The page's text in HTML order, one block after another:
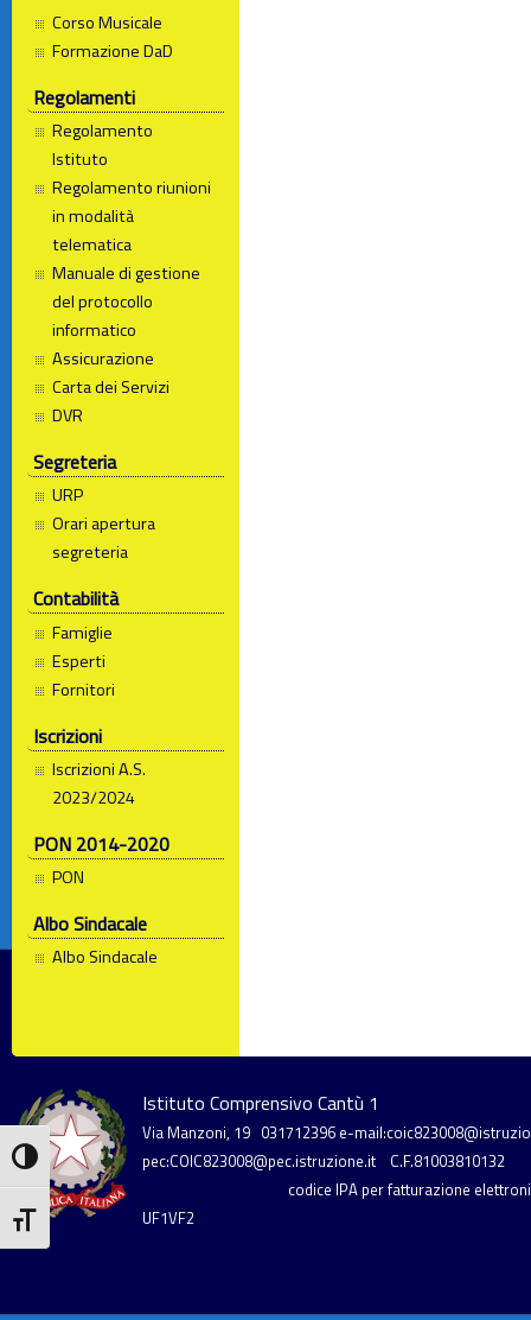
Attiva/disattiva alto contrasto
Attiva/disattiva dimensione testo
Corso Musicale
Formazione DaD
Regolamenti
Regolamento
Istituto
Regolamento riunioni
in modalità
telematica
Manuale di gestione
del protocollo
informatico
Assicurazione
Carta dei Servizi
DVR
Segreteria
URP
Orari apertura
segreteria
Contabilità
Famiglie
Esperti
Fornitori
Iscrizioni
Iscrizioni A.S.
2023/2024
PON 2014-2020
PON
Albo Sindacale
Albo Sindacale
Istituto Comprensivo Cantù 1
Via Manzoni, 19 031712396 e-
pec:COIC823008@pec.istruzione.it
C.F.81003810132
codice IPA per fatturazione
UF1VF2